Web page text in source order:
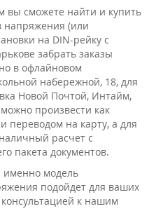
вы сможете найти и купить
напряжения (или
на DIN-рейку с
забрать заказы
в офлайновом
набережной, 18, для
Новой Почтой, Интайм,
произвести как
переводом на карту, а для
расчет с
пакета документов.
именно модель
подойдет для ваших
к нашим